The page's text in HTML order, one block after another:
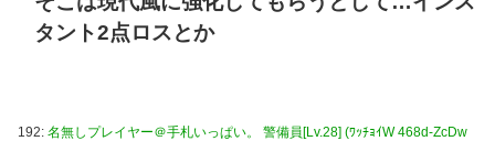
タント2点ロスとか
192: 名無しプレイヤー＠手札いっぱい。 警備員[Lv.28] (ﾜｯﾁｮｲW 468d-ZcDw